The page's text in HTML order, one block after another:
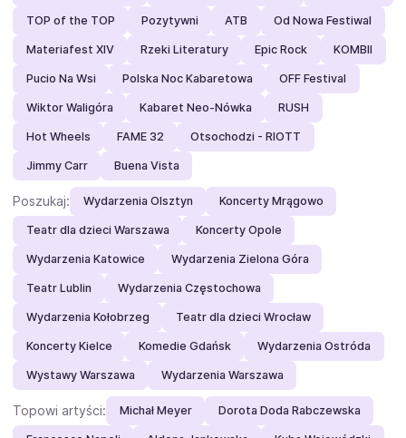
TOP of the TOP Pozytywni ATB Od Nowa Festiwal
Materiafest XIV Rzeki Literatury Epic Rock KOMBII
Pucio Na Wsi Polska Noc Kabaretowa OFF Festival
Wiktor Waligóra Kabaret Neo-Nówka RUSH
Hot Wheels FAME 32 Otsochodzi - RIOTT
Jimmy Carr Buena Vista
Poszukaj: Wydarzenia Olsztyn Koncerty Mrągowo
Teatr dla dzieci Warszawa Koncerty Opole
Wydarzenia Katowice Wydarzenia Zielona Góra
Teatr Lublin Wydarzenia Częstochowa
Wydarzenia Kołobrzeg Teatr dla dzieci Wrocław
Koncerty Kielce Komedie Gdańsk Wydarzenia Ostróda
Wystawy Warszawa Wydarzenia Warszawa
Topowi artyści: Michał Meyer Dorota Doda Rabczewska